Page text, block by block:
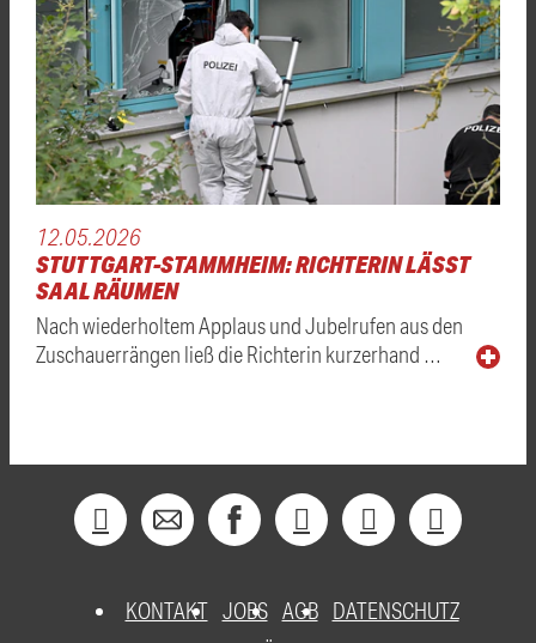
12.05.2026
STUTTGART-STAMMHEIM: RICHTERIN LÄSST
SAAL RÄUMEN
Nach wiederholtem Applaus und Jubelrufen aus den
Zuschauerrängen ließ die Richterin kurzerhand …
KONTAKT JOBS AGB DATENSCHUTZ